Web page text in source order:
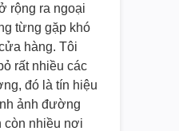
rộng ra ngoại
từng gặp khó
hàng. Tôi
rất nhiều các
đó là tín hiệu
ảnh đường
còn nhiều nơi